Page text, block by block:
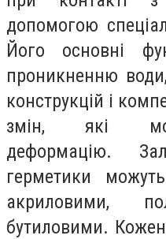
допомогою
Його основні
проникненню води,
конструкцій і
змін, які
деформацію.
герметики
акриловими,
бутиловими.